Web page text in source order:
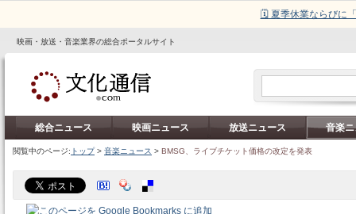
🗓️ 夏季休業ならびに
映画・放送・音楽業界の総合ポータルサイト
総合ニュース 映画ニュース 放送ニュース 音楽
閲覧中のページ: トップ> 音楽ニュース > BMSG、ライブチケット価格の改定を発表